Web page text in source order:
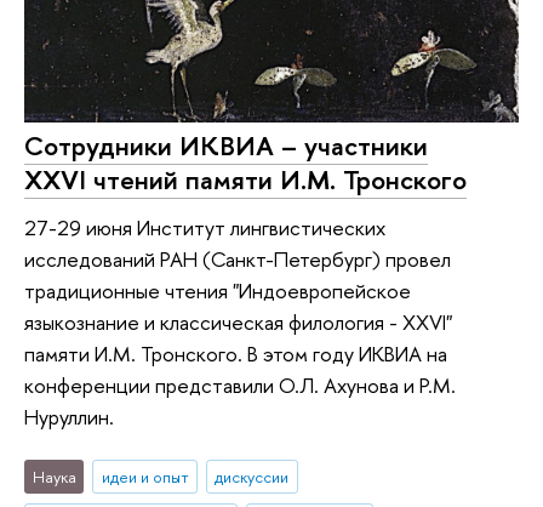
Сотрудники ИКВИА – участники
XXVI чтений памяти И.М. Тронского
27-29 июня Институт лингвистических
исследований РАН (Санкт-Петербург) провел
традиционные чтения "Индоевропейское
языкознание и классическая филология - XXVI"
памяти И.М. Тронского. В этом году ИКВИА на
конференции представили О.Л. Ахунова и Р.М.
Нуруллин.
Наука идеи и опыт
дискуссии